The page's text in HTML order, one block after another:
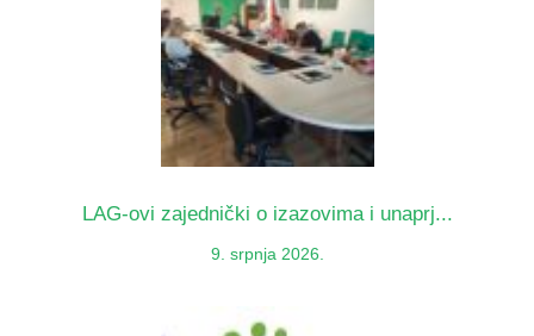
LAG-ovi zajednički o izazovima i unaprj...
9. srpnja 2026.